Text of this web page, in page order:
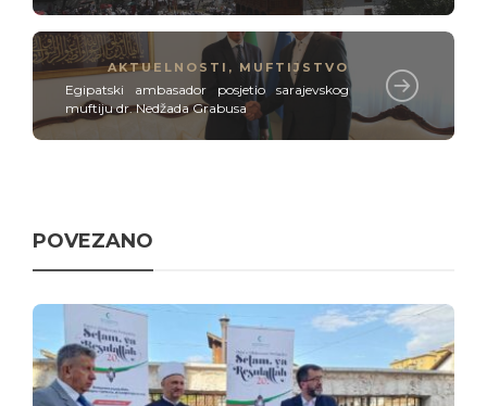
AKTUELNOSTI , MUFTIJSTVO
Egipatski ambasador posjetio sarajevskog
muftiju dr. Nedžada Grabusa
POVEZANO